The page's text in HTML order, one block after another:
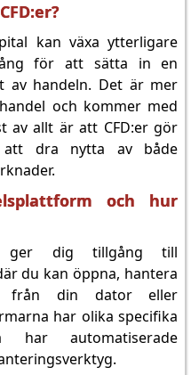
kan växa ytterligare
för att sätta in en
av handeln. Det är mer
och kommer med
av allt är att CFD:er gör
dra nytta av både
och hur
ger dig tillgång till
du kan öppna, hantera
från din dator eller
har olika specifika
har automatiserade